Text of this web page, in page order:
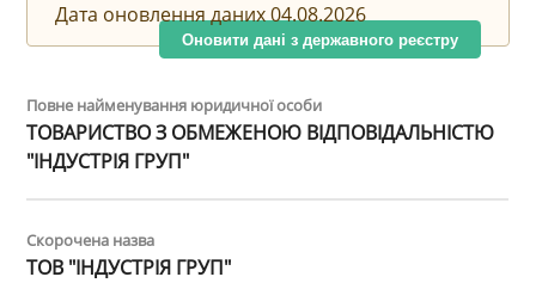
Дата оновлення даних 04.08.2026
Оновити дані з державного реєстру
Повне найменування юридичної особи
ТОВАРИСТВО З ОБМЕЖЕНОЮ ВІДПОВІДАЛЬНІСТЮ
"ІНДУСТРІЯ ГРУП"
Скорочена назва
ТОВ "ІНДУСТРІЯ ГРУП"